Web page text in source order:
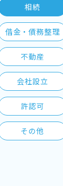
相続
借金・債務整理
不動産
会社設立
許認可
その他